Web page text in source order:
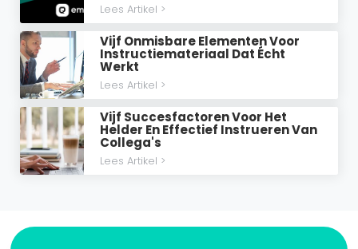
Lees Artikel >
Vijf Onmisbare Elementen Voor
Instructiemateriaal Dat Écht
Werkt
Lees Artikel >
Vijf Succesfactoren Voor Het
Helder En Effectief Instrueren Van
Collega's
Lees Artikel >